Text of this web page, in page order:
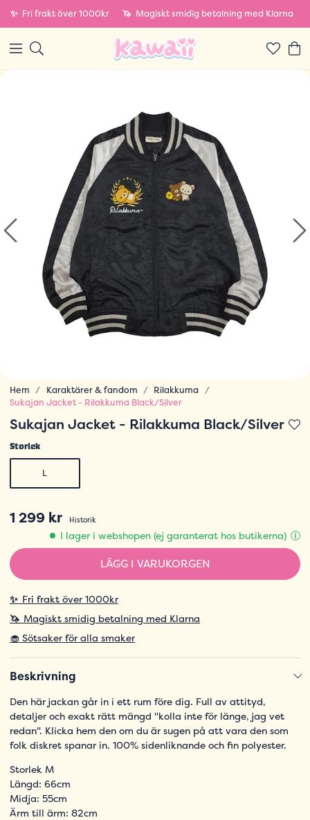
✨ Fri frakt över 1000kr 🦄 Magiskt smidig betalning med Klarna
Hem Karaktärer & fandom
Rilakkuma
Sukajan Jacket - Rilakkuma Black/Silver
Sukajan Jacket - Rilakkuma Black/Silver
Storlek
L
1 299 kr Historik
I lager i webshopen (ej garanterat hos butikerna)
LÄGG I VARUKORGEN
✨ Fri frakt över 1000kr
🦄 Magiskt smidig betalning med Klarna
🧁 Sötsaker för alla smaker
Beskrivning
Den här jackan går in i ett rum före dig. Full av attityd,
detaljer och exakt rätt mängd "kolla inte för länge, jag vet
redan". Klicka hem den om du är sugen på att vara den som
folk diskret spanar in. 100% sidenliknande och fin polyester.
Storlek M
Längd: 66cm
Midja: 55cm
Ärm till ärm: 82cm